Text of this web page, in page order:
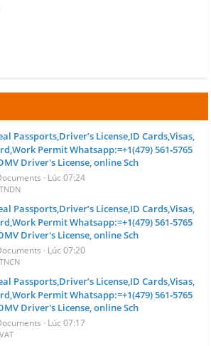
Passports,Driver’s License,ID Cards,Visas,
Permit Whatsapp:=+1(479) 561‑5765
Driver's License, online Sch
Lúc 07:24
Passports,Driver’s License,ID Cards,Visas,
Permit Whatsapp:=+1(479) 561‑5765
Driver's License, online Sch
Lúc 07:20
Passports,Driver’s License,ID Cards,Visas,
Permit Whatsapp:=+1(479) 561‑5765
Driver's License, online Sch
Lúc 07:17